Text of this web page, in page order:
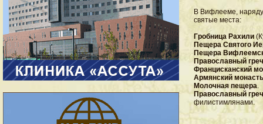
В Вифлееме, наряду
святые места:
Гробница Рахили
Пещера Святого
Пещера
Православный
Францисканский
Армянский
Молочная пещера.
Православный
филистимлянами.